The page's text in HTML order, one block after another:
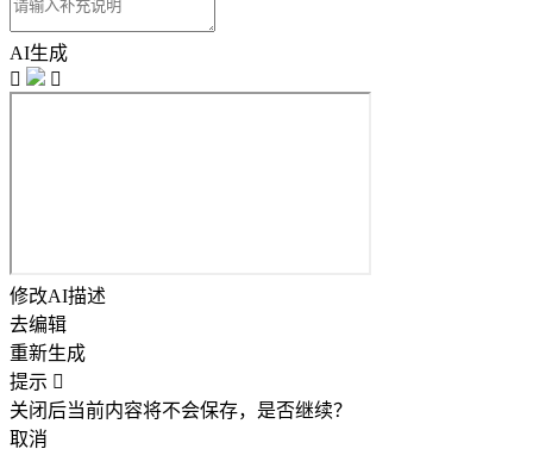
AI生成


修改AI描述
去编辑
重新生成
提示 
关闭后当前内容将不会保存，是否继续？
取消